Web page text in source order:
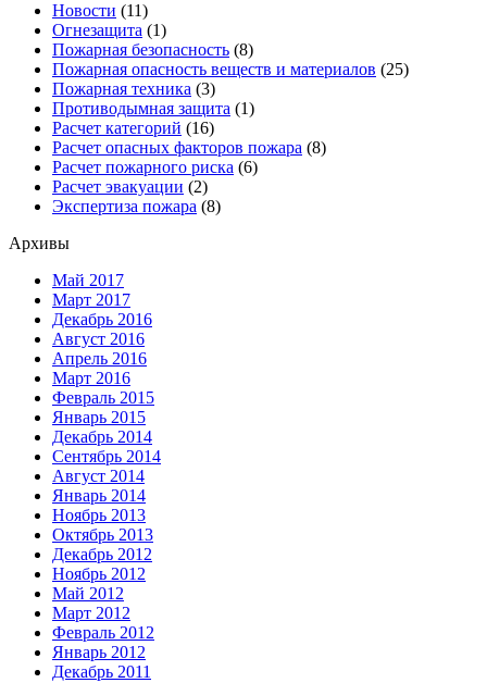
Новости (11)
Огнезащита (1)
Пожарная безопасность (8)
Пожарная опасность веществ и материалов (25)
Пожарная техника (3)
Противодымная защита (1)
Расчет категорий (16)
Расчет опасных факторов пожара (8)
Расчет пожарного риска (6)
Расчет эвакуации (2)
Экспертиза пожара (8)
Архивы
Май 2017
Март 2017
Декабрь 2016
Август 2016
Апрель 2016
Март 2016
Февраль 2015
Январь 2015
Декабрь 2014
Сентябрь 2014
Август 2014
Январь 2014
Ноябрь 2013
Октябрь 2013
Декабрь 2012
Ноябрь 2012
Май 2012
Март 2012
Февраль 2012
Январь 2012
Декабрь 2011